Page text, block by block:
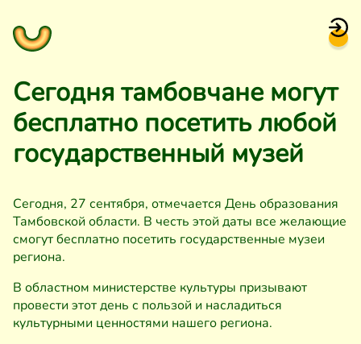
Сегодня тамбовчане могут
бесплатно посетить любой
государственный музей
Сегодня, 27 сентября, отмечается День образования
Тамбовской области. В честь этой даты все желающие
смогут бесплатно посетить государственные музеи
региона.
В областном министерстве культуры призывают
провести этот день с пользой и насладиться
культурными ценностями нашего региона.